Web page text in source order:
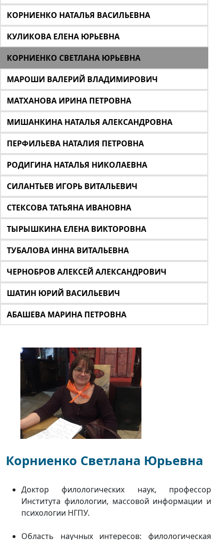
КОРНИЕНКО НАТАЛЬЯ ВАСИЛЬЕВНА
КУЛИКОВА ЕЛЕНА ЮРЬЕВНА
КОРНИЕНКО СВЕТЛАНА ЮРЬЕВНА
МАРОШИ ВАЛЕРИЙ ВЛАДИМИРОВИЧ
МАТХАНОВА ИРИНА ПЕТРОВНА
МИШАНКИНА НАТАЛЬЯ АЛЕКСАНДРОВНА
ПЕРФИЛЬЕВА НАТАЛИЯ ПЕТРОВНА
РОДИГИНА НАТАЛЬЯ НИКОЛАЕВНА
СИЛАНТЬЕВ ИГОРЬ ВИТАЛЬЕВИЧ
СТЕКСОВА ТАТЬЯНА ИВАНОВНА
ТЫРЫШКИНА ЕЛЕНА ВИКТОРОВНА
ТУБАЛОВА ИННА ВИТАЛЬЕВНА
ЧЕРНОБРОВ АЛЕКСЕЙ АЛЕКСАНДРОВИЧ
ШАТИН ЮРИЙ ВАСИЛЬЕВИЧ
АБАШЕВА МАРИНА ПЕТРОВНА
Корниенко Светлана Юрьевна
Доктор филологических наук, профессор
Института филологии, массовой информации и
психологии НГПУ.
Область научных интересов: филологическая